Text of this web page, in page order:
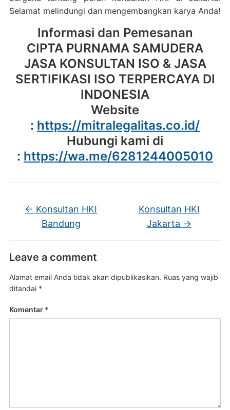
Selamat melindungi dan mengembangkan karya Anda!
Informasi dan Pemesanan
CIPTA PURNAMA SAMUDERA
JASA KONSULTAN ISO & JASA
SERTIFIKASI ISO TERPERCAYA DI
INDONESIA
Website
: https://mitralegalitas.co.id/
Hubungi kami di
: https://wa.me/6281244005010
← Konsultan HKI
Bandung
Konsultan HKI
Jakarta →
Leave a comment
Alamat email Anda tidak akan dipublikasikan. Ruas yang wajib
ditandai *
Komentar *